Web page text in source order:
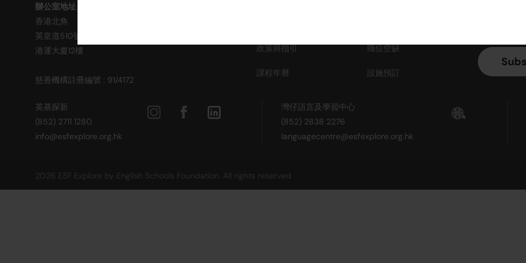
辦公室地址 (不提供查詢及報名服務)
香港北角
英皇道510號
港運大廈12樓
慈善機構註冊編號 : 91/4172
政策與指引 職位空缺
課程年曆 設施預訂
英基探新
(852) 2711 1280
info@esfexplore.org.hk
灣仔語言及學習中心
(852) 2838 2276
languagecentre@esfexplore.org.hk
2026 ESF Explore by English Schools Foundation. All rights reserved